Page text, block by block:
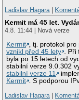
Ladislav Hagara |
Kermit má 45 let.
4.8. 11:44 | Nová verze
Kermit , tj. protokol pro
vznikl před 45 lety . Při
byla po 15 letech od
stabilní verze 9.0.302
stabilní verze 11
Kermit . S podporou
Ladislav Hagara |